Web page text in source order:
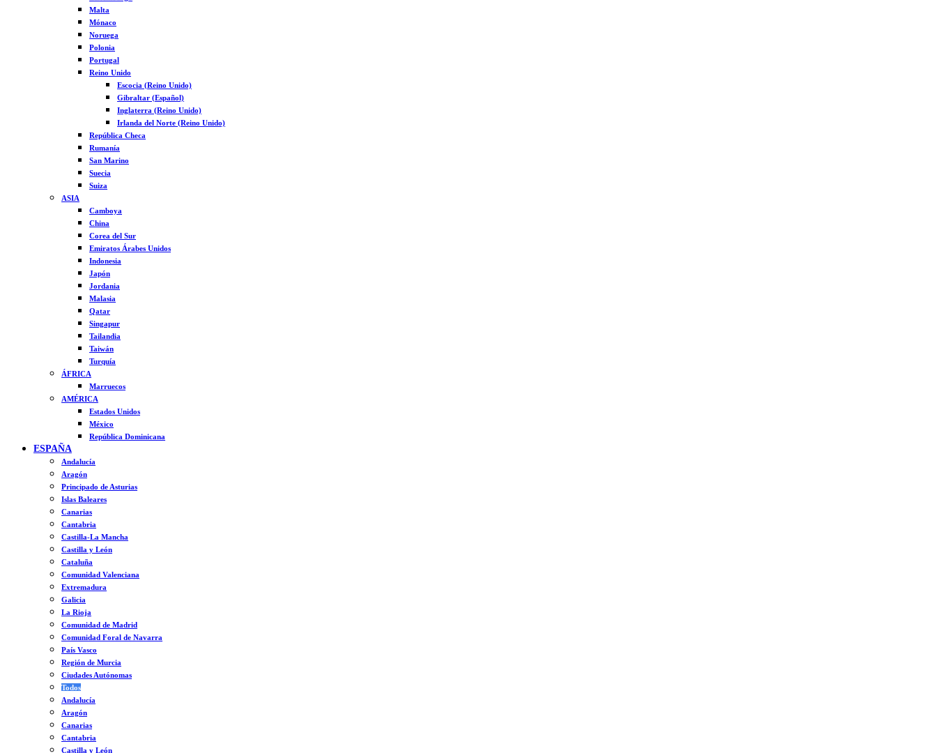
Malta
Mónaco
Noruega
Polonia
Portugal
Reino Unido
Escocia (Reino Unido)
Gibraltar (Español)
Inglaterra (Reino Unido)
Irlanda del Norte (Reino Unido)
República Checa
Rumanía
San Marino
Suecia
Suiza
ASIA
Camboya
China
Corea del Sur
Emiratos Árabes Unidos
Indonesia
Japón
Jordania
Malasia
Qatar
Singapur
Tailandia
Taiwán
Turquía
ÁFRICA
Marruecos
AMÉRICA
Estados Unidos
México
República Dominicana
ESPAÑA
Andalucía
Aragón
Principado de Asturias
Islas Baleares
Canarias
Cantabria
Castilla-La Mancha
Castilla y León
Cataluña
Comunidad Valenciana
Extremadura
Galicia
La Rioja
Comunidad de Madrid
Comunidad Foral de Navarra
País Vasco
Región de Murcia
Ciudades Autónomas
Todos
Andalucía
Aragón
Canarias
Cantabria
Castilla y León